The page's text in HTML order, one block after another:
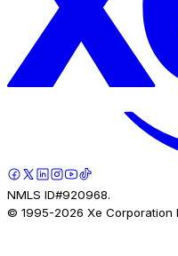
NMLS ID#920968.
© 1995-2026 Xe Corporation